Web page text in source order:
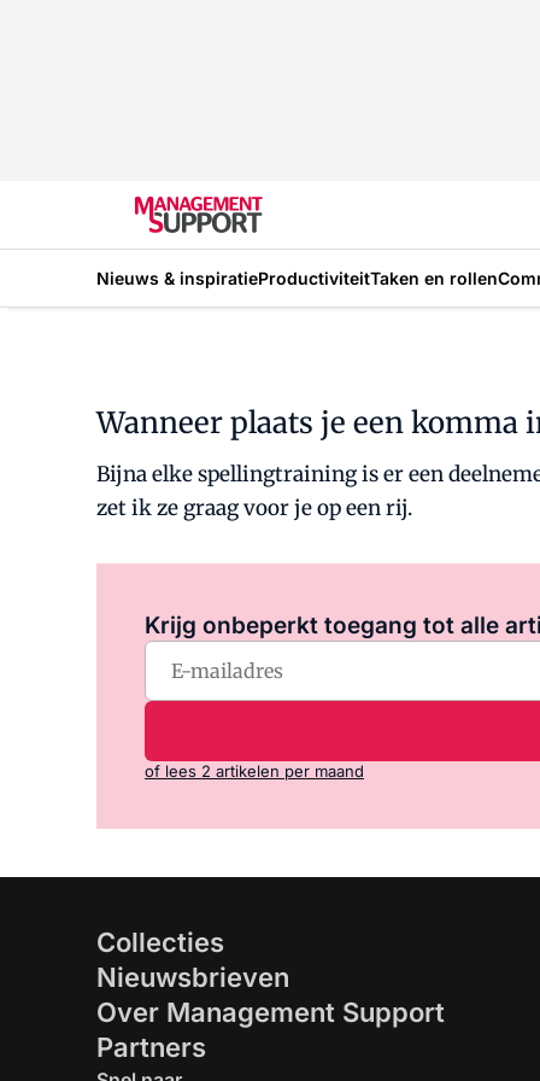
Nieuws & inspiratieProductiviteitTaken en rollen
Wanneer plaats je een komma
Bijna elke spellingtraining is er een
zet ik ze graag voor je op een rij.
Krijg onbeperkt toegang tot alle
of lees 2 artikelen per maand
Collecties
Nieuwsbrieven
Over Management Support
Partners